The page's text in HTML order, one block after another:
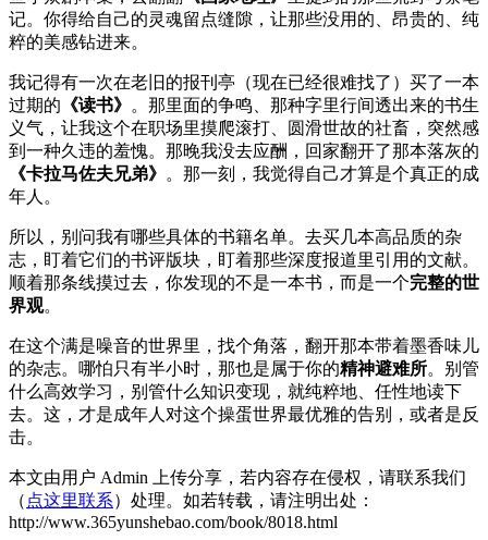
记。你得给自己的灵魂留点缝隙，让那些没用的、昂贵的、纯
粹的美感钻进来。
我记得有一次在老旧的报刊亭（现在已经很难找了）买了一本
过期的 《读书》 。那里面的争鸣、那种字里行间透出来的书生
义气，让我这个在职场里摸爬滚打、圆滑世故的社畜，突然感
到一种久违的羞愧。那晚我没去应酬，回家翻开了那本落灰的
《卡拉马佐夫兄弟》 。那一刻，我觉得自己才算是个真正的成
年人。
所以，别问我有哪些具体的书籍名单。去买几本高品质的杂
志，盯着它们的书评版块，盯着那些深度报道里引用的文献。
顺着那条线摸过去，你发现的不是一本书，而是一个完整的世
界观。
在这个满是噪音的世界里，找个角落，翻开那本带着墨香味儿
的杂志。哪怕只有半小时，那也是属于你的精神避难所。别管
什么高效学习，别管什么知识变现，就纯粹地、任性地读下
去。这，才是成年人对这个操蛋世界最优雅的告别，或者是反
击。
本文由用户 Admin 上传分享，若内容存在侵权，请联系我们
（ 点这里联系）处理。如若转载，请注明出处：
http://www.365yunshebao.com/book/8018.html